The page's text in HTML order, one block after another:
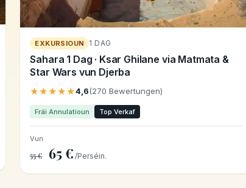
EXKURSIOUN 1 DAG
Sahara 1 Dag · Ksar Ghilane via Matmata &
Star Wars vun Djerba
★★★★★4,6(270 Bewertungen)
Fräi Annulatioun Top Verkaf
Vun
55 € 65 € /Perséin.